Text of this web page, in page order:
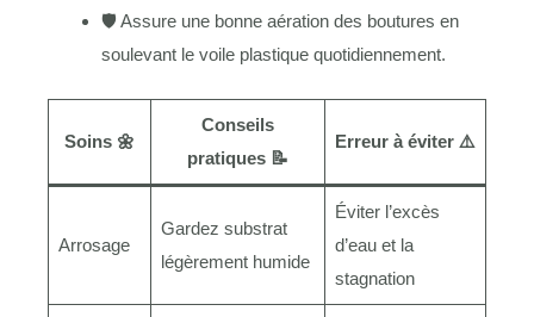
🛡 Assure une bonne aération des boutures en
soulevant le voile plastique quotidiennement.
Soins 🌼
Conseils
pratiques 📝
Erreur à éviter ⚠️
Arrosage
Gardez substrat
légèrement humide
Éviter l’excès
d’eau et la
stagnation